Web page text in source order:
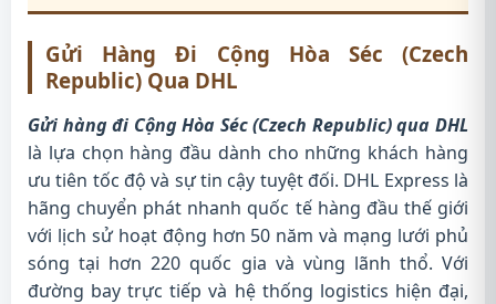
Gửi Hàng Đi Cộng Hòa Séc (Czech
Republic) Qua DHL
Gửi hàng đi Cộng Hòa Séc (Czech Republic) qua DHL
là lựa chọn hàng đầu dành cho những khách hàng
ưu tiên tốc độ và sự tin cậy tuyệt đối. DHL Express là
hãng chuyển phát nhanh quốc tế hàng đầu thế giới
với lịch sử hoạt động hơn 50 năm và mạng lưới phủ
sóng tại hơn 220 quốc gia và vùng lãnh thổ. Với
đường bay trực tiếp và hệ thống logistics hiện đại,